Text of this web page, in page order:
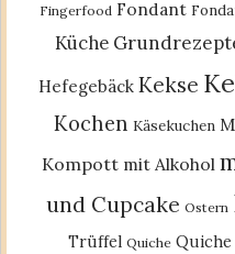
Fingerfood Fondant
Küche
Hefegebäck Kekse
Kochen Käsekuchen
Kompott mit Alkohol
und Cupcake Ostern
Trüffel Quiche